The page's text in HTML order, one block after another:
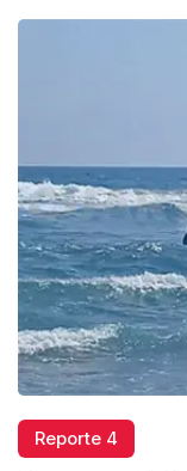
Reporte 4